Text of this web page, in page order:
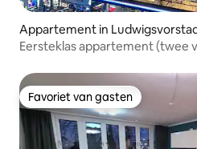
Appartement in
Eersteklas appartement (twee
Favoriet van gasten
Favoriet van gasten